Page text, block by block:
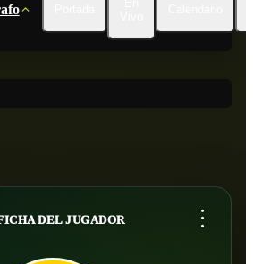
DEL JUGADOR ...